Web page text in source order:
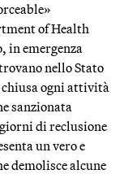
of Health
in emergenza
nello Stato
chiusa ogni attività
sanzionata
di reclusione
un vero e
demolisce alcune